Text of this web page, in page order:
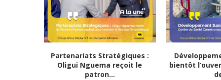
Partenariats Stratégiques :
Oligui Nguema reçoit le
patron...
bientôt